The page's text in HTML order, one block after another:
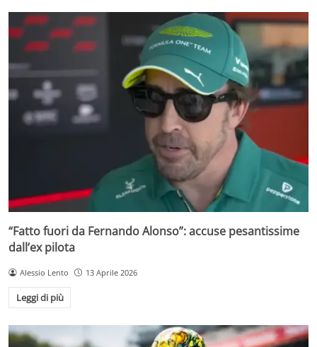
“Fatto fuori da Fernando Alonso”: accuse pesantissime
dall’ex pilota
Alessio Lento 13 Aprile 2026
Leggi di più